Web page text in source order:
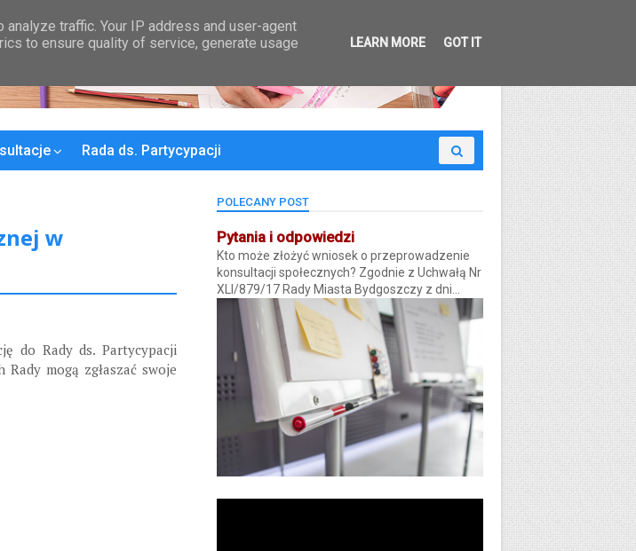
Rada ds. Partycypacji
w
do Rady ds. Partycypacji
Rady mogą zgłaszać swoje
POLECANY POST
Pytania i odpowiedzi
Kto może złożyć wniosek o przeprowadzenie
konsultacji społecznych? Zgodnie z Uchwałą Nr
XLI/879/17 Rady Miasta Bydgoszczy z dni...
traffic. Your IP address and user-agent
to ensure quality of service, generate usage
LEARN MORE GOT IT